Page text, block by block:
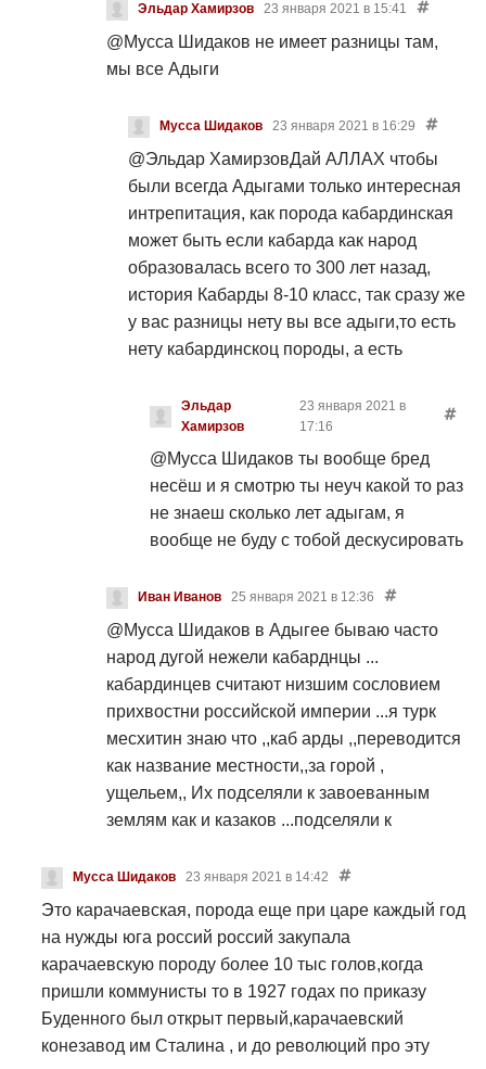
Эльдар Хамирзов 23 января 2021 в 15:41
@Мусса Шидаков не имеет разницы там,
мы все Адыги
Мусса Шидаков 23 января 2021 в 16:29
@Эльдар ХамирзовДай АЛЛАХ чтобы
были всегда Адыгами только интересная
интрепитация, как порода кабардинская
может быть если кабарда как народ
образовалась всего то 300 лет назад,
история Кабарды 8-10 класс, так сразу же
у вас разницы нету вы все адыги,то есть
нету кабардинскоц породы, а есть
лет назад более половины Адыгского
народа уничтожили вместе с русскими
войсками, а шапсугов практически
уничтожили, почему не говорили и не
вспоминали что вы адыги!? Есть
старинная Карачаевская песня и знаете
эта песня? Отвечу карачаевцы
снаряжают отряд во главе Ахмада
Шидака помочь Адыгам, от вашего
произвола с русскими, и вас разумеется
нету ничего что бы доказывало вашу
борьбу в защиту Адыгов. Песня Хож(
Ходзь) до сих пор эта песня душу
содрогает. Если ты такой нацик то
вас порода то развивайте, каждый день
бонитировку ежегодную, и т.д увас ничего
не делается последний раз кабардинскую
породу восстанавливали в 90 годах
карачаевской породой, если не знаешь
то спроси у действительных,
компетентных конзаводчиков ваших. А в
Эльдар
Хамирзов
23 января 2021 в
17:16
@Мусса Шидаков ты вообще бред
несёш и я смотрю ты неуч какой то раз
не знаеш сколько лет адыгам, я
вообще не буду с тобой дескусировать
Иван Иванов 25 января 2021 в 12:36
@Мусса Шидаков в Адыгее бываю часто
народ дугой нежели кабарднцы ...
кабардинцев считают низшим сословием
прихвостни российской империи ...я турк
месхитин знаю что ,,каб арды ,,переводится
как название местности,,за горой ,
ущельем,, Их подселяли к завоеванным
землям как и казаков ...подселяли к
гнусавый которого даже за особенно
обиженные злодеяния командировали в
ср.азию для грабеже й народного в колхозы
..... Это зло порожденное дьяволом ...это
продолжение политики Свердлова
...троцкого .. сталина.... это...кабарда .это..
иронцы...армяне дашнаки...не будьте
Мусса Шидаков 23 января 2021 в 14:42
Это карачаевская, порода еще при царе каждый год
на нужды юга россий россий закупала
карачаевскую породу более 10 тыс голов,когда
пришли коммунисты то в 1927 годах по приказу
Буденного был открыт первый,карачаевский
конезавод им Сталина , и до революций про эту